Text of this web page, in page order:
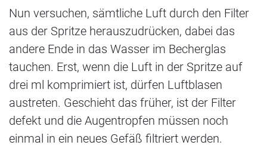
Nun versuchen, sämtliche Luft durch den Filter
aus der Spritze herauszudrücken, dabei das
andere Ende in das Wasser im Becherglas
tauchen. Erst, wenn die Luft in der Spritze auf
drei ml komprimiert ist, dürfen Luftblasen
austreten. Geschieht das früher, ist der Filter
defekt und die Augentropfen müssen noch
einmal in ein neues Gefäß filtriert werden.